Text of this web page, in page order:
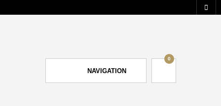
NAVIGATION
0